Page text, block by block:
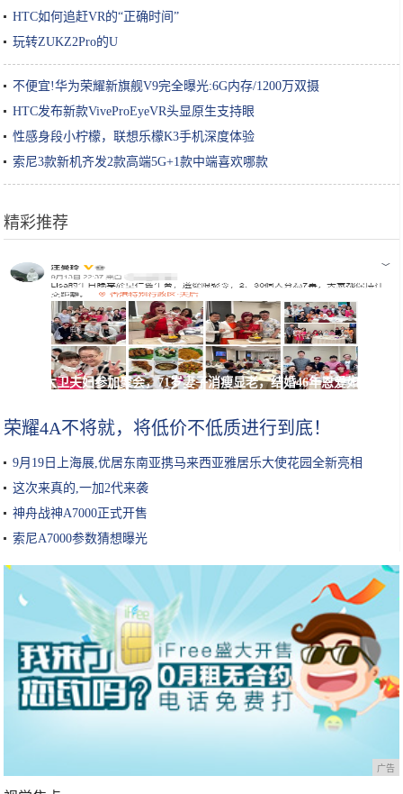
HTC如何追赶VR的“正确时间”
玩转ZUKZ2Pro的U
不便宜!华为荣耀新旗舰V9完全曝光:6G内存/1200万双摄
HTC发布新款ViveProEyeVR头显原生支持眼
性感身段小柠檬，联想乐檬K3手机深度体验
索尼3款新机齐发2款高端5G+1款中端喜欢哪款
精彩推荐
姜大卫夫妇参加聚会，71岁妻子消瘦显老，结婚46年恩爱如初
荣耀4A不将就，将低价不低质进行到底！
9月19日上海展,优居东南亚携马来西亚雅居乐大使花园全新亮相
这次来真的,一加2代来袭
神舟战神A7000正式开售
索尼A7000参数猜想曝光
广告